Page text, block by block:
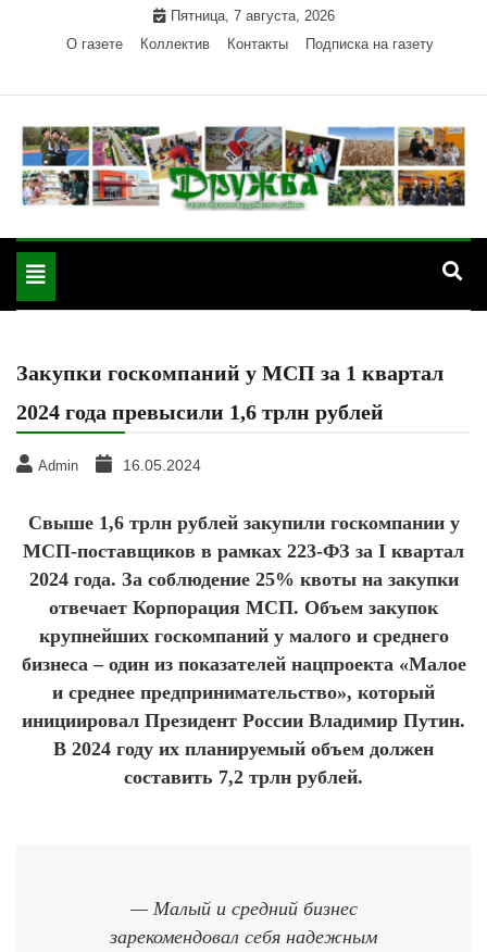
Пятница, 7 августа, 2026
О газете
Коллектив Контакты Подписка на газету
"Дружба" — газета
Красногвардейского района Республики Адыгея
Toggle
navigation
Закупки госкомпаний у МСП за 1 квартал
2024 года превысили 1,6 трлн рублей
Admin 16.05.2024
Свыше 1,6 трлн рублей закупили госкомпании у
МСП-поставщиков в рамках 223-ФЗ за I квартал
2024 года. За соблюдение 25% квоты на закупки
отвечает Корпорация МСП. Объем закупок
крупнейших госкомпаний у малого и среднего
бизнеса – один из показателей нацпроекта «Малое
и среднее предпринимательство», который
инициировал Президент России Владимир Путин.
В 2024 году их планируемый объем должен
составить 7,2 трлн рублей.
— Малый и средний бизнес
зарекомендовал себя надежным